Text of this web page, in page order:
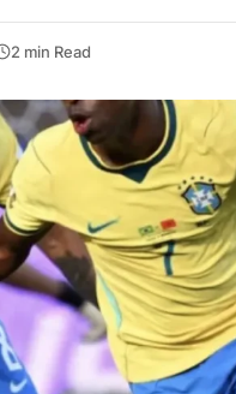
2 min Read